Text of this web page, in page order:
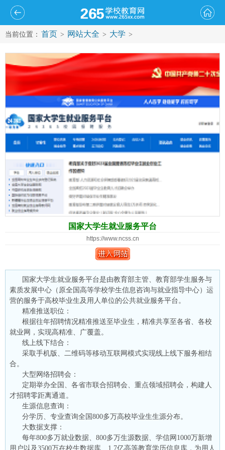
当前位置： 首页 > 网站大全 > 大学 >
国家大学生就业服务平台
https://www.ncss.cn
国家大学生就业服务平台是由教育部主管、教育部学生服务与
素质发展中心（原全国高等学校学生信息咨询与就业指导中心）运
营的服务于高校毕业生及用人单位的公共就业服务平台。
精准推送职位：
根据往年招聘情况精准推送至毕业生，精准共享至各省、各校
就业网，实现高精准、广覆盖。
线上线下结合：
采取手机版、二维码等移动互联网模式实现线上线下服务相结
合。
大型网络招聘会：
定期举办全国、各省市联合招聘会、重点领域招聘会，构建人
才招聘零距离通道。
生源信息查询：
分学历、专业查询全国800多万高校毕业生生源分布。
大数据支撑：
每年800多万就业数据、800多万生源数据、学信网1000万新增
用户以及3500万在校生数据库、1.7亿高等教育学历信息库，为用人